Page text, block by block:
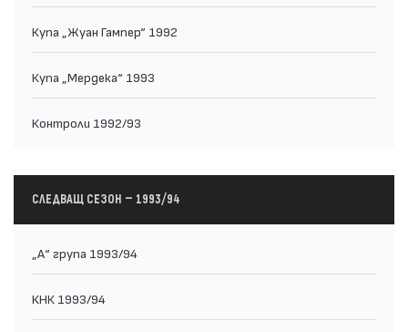
Купа „Жуан Гампер“ 1992
Купа „Мердека“ 1993
Контроли 1992/93
СЛЕДВАЩ СЕЗОН — 1993/94
„А“ група 1993/94
КНК 1993/94